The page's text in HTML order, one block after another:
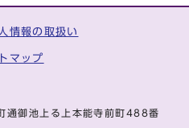
情報の取扱い
マップ
御池上る上本能寺前町488番